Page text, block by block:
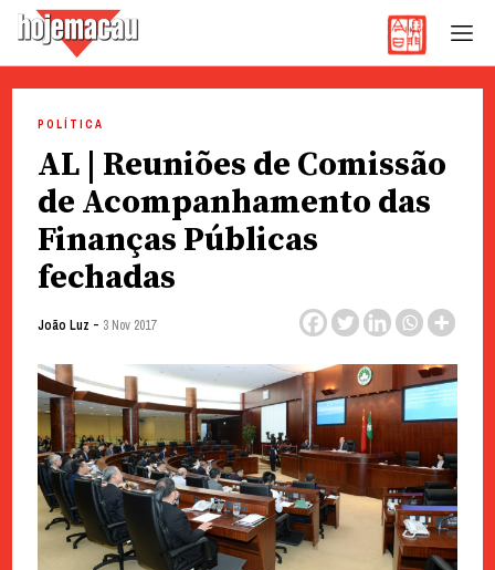
content
POLÍTICA
AL | Reuniões de Comissão
de Acompanhamento das
Finanças Públicas
fechadas
João Luz - 3 Nov 2017